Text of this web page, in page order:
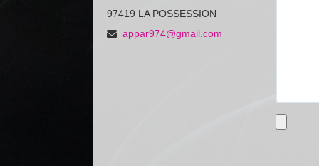
97419 LA POSSESSION
appar974@gmail.com